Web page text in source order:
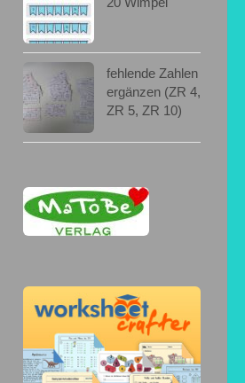
fehlende Zahlen
ergänzen (ZR 4,
ZR 5, ZR 10)